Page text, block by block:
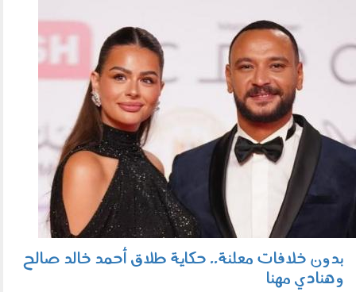
310702.jpeg
بدون خلافات معلنة.. حكاية طلاق أحمد خالد صالح
وهنادي مهنا